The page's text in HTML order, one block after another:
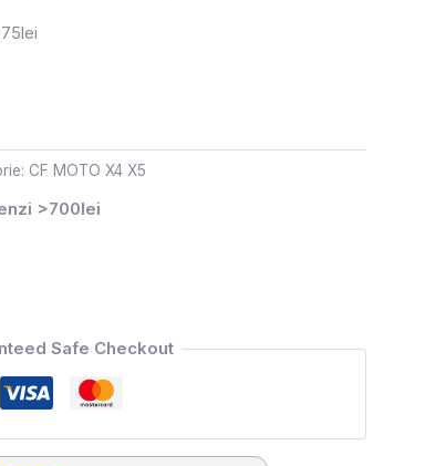
CF MOTO X4 X5
>700lei
Safe Checkout